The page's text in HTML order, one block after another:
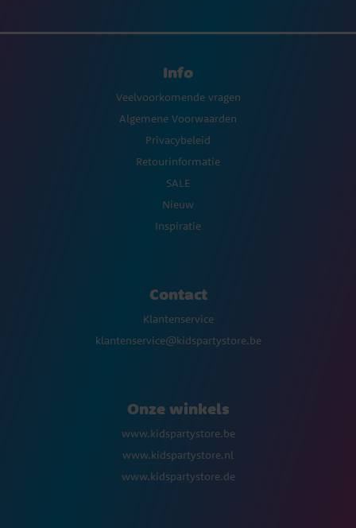
Info
Veelvoorkomende vragen
Algemene Voorwaarden
Privacybeleid
Retourinformatie
SALE
Nieuw
Inspiratie
Contact
Klantenservice
klantenservice@kidspartystore.be
Onze winkels
www.kidspartystore.be
www.kidspartystore.nl
www.kidspartystore.de